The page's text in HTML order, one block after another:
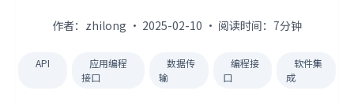
作者：zhilong · 2025-02-10 · 阅读时间：7分钟
API
应用编程
接口
数据传
输
编程接
口
软件集
成